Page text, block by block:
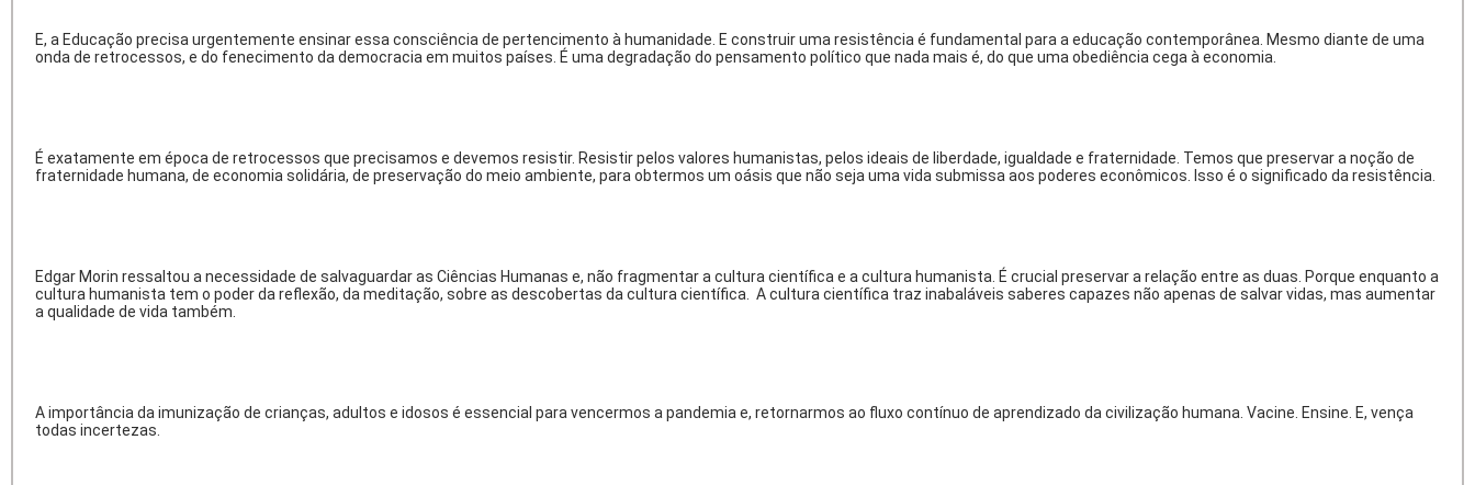
E, a Educação precisa urgentemente ensinar essa consciência de pertencimento à humanidade. E construir uma resistência é fundamental para a educação contemporânea. Mesmo diante de uma
onda de retrocessos, e do fenecimento da democracia em muitos países. É uma degradação do pensamento político que nada mais é, do que uma obediência cega à economia.
É exatamente em época de retrocessos que precisamos e devemos resistir. Resistir pelos valores humanistas, pelos ideais de liberdade, igualdade e fraternidade. Temos que preservar a noção de
fraternidade humana, de economia solidária, de preservação do meio ambiente, para obtermos um oásis que não seja uma vida submissa aos poderes econômicos. Isso é o significado da resistência.
Edgar Morin ressaltou a necessidade de salvaguardar as Ciências Humanas e, não fragmentar a cultura científica e a cultura humanista. É crucial preservar a relação entre as duas. Porque enquanto a
cultura humanista tem o poder da reflexão, da meditação, sobre as descobertas da cultura científica. A cultura científica traz inabaláveis saberes capazes não apenas de salvar vidas, mas aumentar
a qualidade de vida também.
A importância da imunização de crianças, adultos e idosos é essencial para vencermos a pandemia e, retornarmos ao fluxo contínuo de aprendizado da civilização humana. Vacine. Ensine. E, vença
todas incertezas.